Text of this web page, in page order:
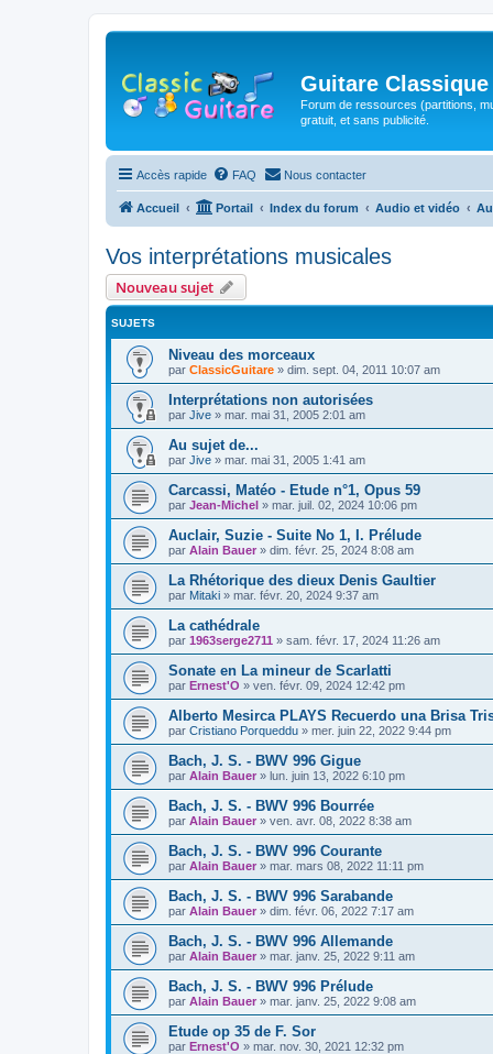
Guitare Classique
Forum de ressources (partitions,
gratuit, et sans publicité.
Accès rapide FAQ Nous contacter
Accueil Portail Index du forum Audio et vidéo
Vos interprétations musicales
Nouveau sujet
SUJETS
Niveau des morceaux
par ClassicGuitare » dim. sept. 04, 2011 10:07 am
Interprétations non autorisées
par Jive » mar. mai 31, 2005 2:01 am
Au sujet de...
par Jive » mar. mai 31, 2005 1:41 am
Carcassi, Matéo - Etude n°1, Opus 59
par Jean-Michel » mar. juil. 02, 2024 10:06 pm
Auclair, Suzie - Suite No 1, I. Prélude
par Alain Bauer » dim. févr. 25, 2024 8:08 am
La Rhétorique des dieux Denis Gaultier
par Mitaki » mar. févr. 20, 2024 9:37 am
La cathédrale
par 1963serge2711 » sam. févr. 17, 2024 11:26 am
Sonate en La mineur de Scarlatti
par Ernest'O » ven. févr. 09, 2024 12:42 pm
Alberto Mesirca PLAYS Recuerdo una Brisa
par Cristiano Porqueddu » mer. juin 22, 2022 9:44 pm
Bach, J. S. - BWV 996 Gigue
par Alain Bauer » lun. juin 13, 2022 6:10 pm
Bach, J. S. - BWV 996 Bourrée
par Alain Bauer » ven. avr. 08, 2022 8:38 am
Bach, J. S. - BWV 996 Courante
par Alain Bauer » mar. mars 08, 2022 11:11 pm
Bach, J. S. - BWV 996 Sarabande
par Alain Bauer » dim. févr. 06, 2022 7:17 am
Bach, J. S. - BWV 996 Allemande
par Alain Bauer » mar. janv. 25, 2022 9:11 am
Bach, J. S. - BWV 996 Prélude
par Alain Bauer » mar. janv. 25, 2022 9:08 am
Etude op 35 de F. Sor
par Ernest'O » mar. nov. 30, 2021 12:32 pm